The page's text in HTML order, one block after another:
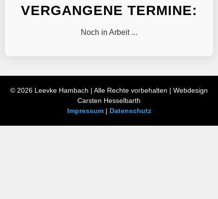
VERGANGENE TERMINE:
Noch in Arbeit ...
© 2026 Leevke Hambach | Alle Rechte vorbehalten | Webdesign
Carsten Hesselbarth
Impressum| Datenschutz